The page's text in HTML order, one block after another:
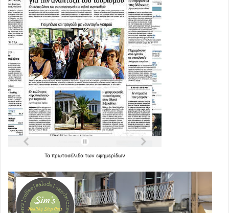
Τα πρωτοσέλιδα των εφημερίδων